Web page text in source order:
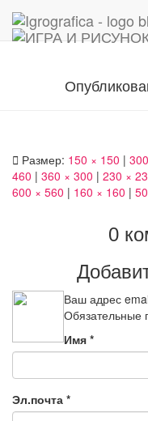
Размер: 150 × 150 |
460 | 360 × 300 | 230 ×
600 × 560 | 160 × 160 |
0
Ваш адрес
Обязательные
Имя *
Эл.почта *